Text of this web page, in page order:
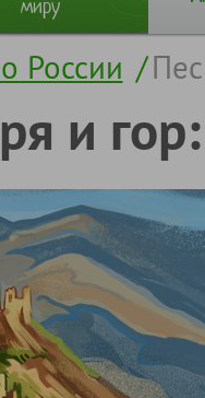
миру
России /
и